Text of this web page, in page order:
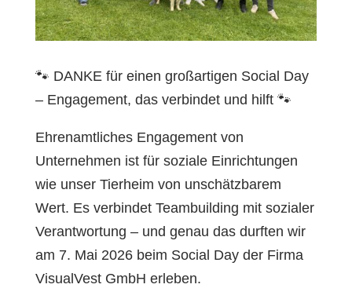
🐾 DANKE für einen großartigen Social Day
– Engagement, das verbindet und hilft 🐾
Ehrenamtliches Engagement von
Unternehmen ist für soziale Einrichtungen
wie unser Tierheim von unschätzbarem
Wert. Es verbindet Teambuilding mit sozialer
Verantwortung – und genau das durften wir
am 7. Mai 2026 beim Social Day der Firma
VisualVest GmbH erleben.